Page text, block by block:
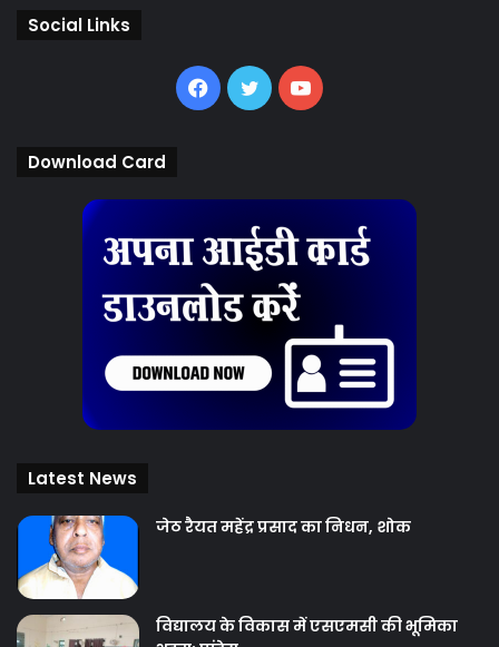
Social Links
Facebook
TwitterYouTube
Download Card
Latest News
जेठ रैयत महेंद्र प्रसाद का निधन, शोक
विद्यालय के विकास में एसएमसी की भूमिका